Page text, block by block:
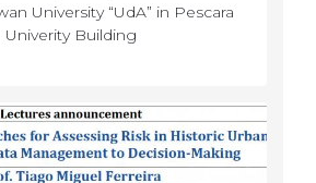
University “UdA” in Pescara
Univerity Building